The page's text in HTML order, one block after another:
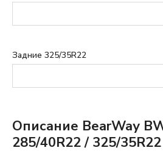
Задние 325/35R22
Описание BearWay
285/40R22 / 325/35R22